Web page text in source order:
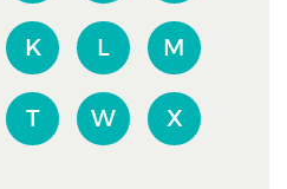
K L M
T W X